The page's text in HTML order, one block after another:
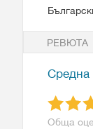
РЕВЮТА
Средна
Обща